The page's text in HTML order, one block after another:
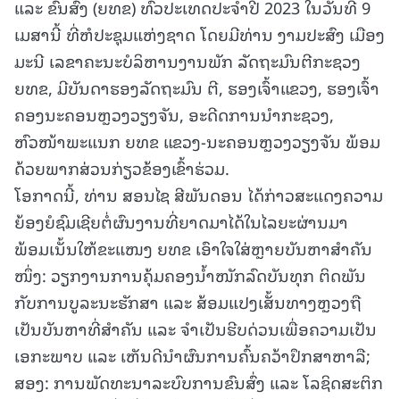
ແລະ ຂົນສົ່ງ (ຍທຂ) ທົ່ວປະເທດປະຈຳປີ 2023 ໃນວັນທີ 9
ເມສານີ້ ທີ່ຫໍປະຊຸມແຫ່ງຊາດ ໂດຍມີທ່ານ ງາມປະສົງ ເມືອງ
ມະນີ ເລຂາຄະນະບໍລິຫານງານພັກ ລັດຖະມົນຕີກະຊວງ
ຍທຂ, ມີບັນດາຮອງລັດຖະມົນ ຕີ, ຮອງເຈົ້າແຂວງ, ຮອງເຈົ້າ
ຄອງນະຄອນຫຼວງວຽງຈັນ, ອະດີດການນໍາກະຊວງ,
ຫົວໜ້າພະແນກ ຍທຂ ແຂວງ-ນະຄອນຫຼວງວຽງຈັນ ພ້ອມ
ດ້ວຍພາກສ່ວນກ່ຽວຂ້ອງເຂົ້າຮ່ວມ.
ໂອກາດນີ້, ທ່ານ ສອນໄຊ ສີພັນດອນ ໄດ້ກ່າວສະແດງຄວາມ
ຍ້ອງຍໍຊົມເຊີຍຕໍ່ຜົນງານທີ່ຍາດມາໄດ້ໃນໄລຍະຜ່ານມາ
ພ້ອມເນັ້ນໃຫ້ຂະແໜງ ຍທຂ ເອົາໃຈໃສ່ຫຼາຍບັນຫາສຳຄັນ
ໜຶ່ງ: ວຽກງານການຄຸ້ມຄອງນໍ້າໜັກລົດບັນທຸກ ຕິດພັນ
ກັບການບູລະນະຮັກສາ ແລະ ສ້ອມແປງເສັ້ນທາງຫຼວງຖື
ເປັນບັນຫາທີ່ສໍາຄັນ ແລະ ຈໍາເປັນຮີບດ່ວນເພື່ອຄວາມເປັນ
ເອກະພາບ ແລະ ເຫັນດີນຳຜົນການຄົ້ນຄວ້າປຶກສາຫາລື;
ສອງ: ການພັດທະນາລະບົບການຂົນສົ່ງ ແລະ ໂລຊິດສະຕິກ